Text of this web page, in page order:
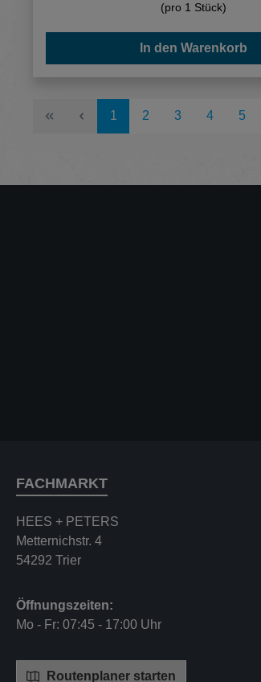
(pro 1 Stück)
In den Warenkorb
Seite
1 Seite
2 Seite
3 Seite
4 Seite
5
FACHMARKT
HEES + PETERS
Metternichstr. 4
54292 Trier
Öffnungszeiten:
Mo - Fr: 07:45 - 17:00 Uhr
Routenplaner starten